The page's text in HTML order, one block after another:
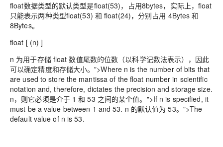
float数据类型的默认类型是float(53)，占用8bytes，实际上，float
只能表示两种类型float(53) 和 float(24)，分别占用 4Bytes 和
8Bytes。
float [ (n) ]
n 为用于存储 float 数值尾数的位数（以科学记数法表示），因此
可以确定精度和存储大小。">Where n is the number of bits that
are used to store the mantissa of the float number in scientific
notation and, therefore, dictates the precision and storage size.
n，则它必须是介于 1 和53 之间的某个值。">If n is specified, it
must be a value between 1 and53. n 的默认值为53。">The
default value of n is53.